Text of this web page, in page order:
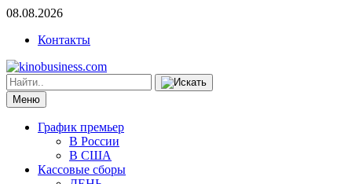
08.08.2026
Контакты
Меню
График премьер
В России
В США
Кассовые сборы